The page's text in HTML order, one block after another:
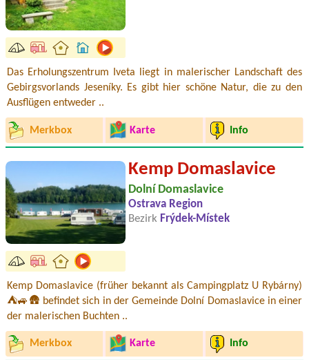
Das Erholungszentrum Iveta liegt in malerischer Landschaft des
Gebirgsvorlands Jeseníky. Es gibt hier schöne Natur, die zu den
Ausflügen entweder ..
Merkbox Karte Info
Kemp Domaslavice
Dolní Domaslavice
Ostrava Region
Bezirk Frýdek-Místek
Kemp Domaslavice (früher bekannt als Campingplatz U Rybárny)
⛺🚙🛖 befindet sich in der Gemeinde Dolní Domaslavice in einer
der malerischen Buchten ..
Merkbox Karte Info